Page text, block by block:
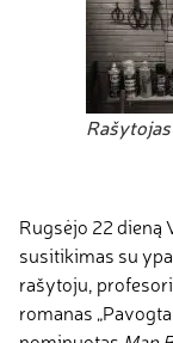
Rugsėjo 22 dieną
susitikimas su
rašytoju,
romanas